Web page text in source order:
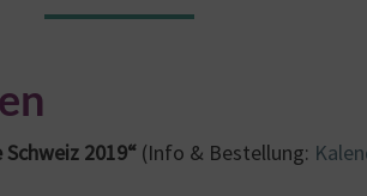
2019“ (Info & Bestellung: